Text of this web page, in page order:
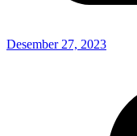
Desember 27, 2023